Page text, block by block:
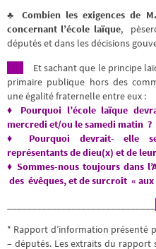
♣ Combien les exigences de
concernant l’école laïque,
députés et dans les décisions
Et sachant que le principe
primaire publique hors des
une égalité fraternelle entre eux :
♦ Pourquoi l’école laïque
mercredi et/ou le samedi matin ?
♦ Pourquoi devrait- elle
représentants de dieu(x) et de
♦ Sommes-nous toujours dans
des évêques, et de surcroît « aux
* Rapport d’information présenté
– députés. Les extraits du